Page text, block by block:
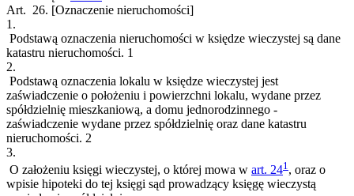
Art. 26. [Oznaczenie nieruchomości]
1.
Podstawą oznaczenia nieruchomości w księdze wieczystej są dane
katastru nieruchomości. 1
2.
Podstawą oznaczenia lokalu w księdze wieczystej jest
zaświadczenie o położeniu i powierzchni lokalu, wydane przez
spółdzielnię mieszkaniową, a domu jednorodzinnego -
zaświadczenie wydane przez spółdzielnię oraz dane katastru
nieruchomości. 2
3.
O założeniu księgi wieczystej, o której mowa w art. 241 , oraz o
wpisie hipoteki do tej księgi sąd prowadzący księgę wieczystą